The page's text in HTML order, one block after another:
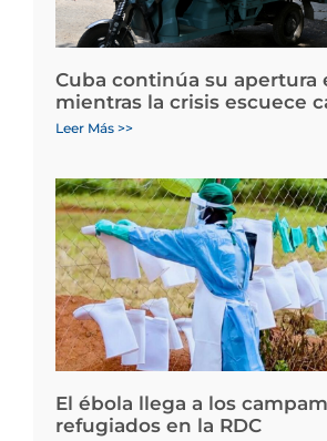
Cuba continúa su apertura
mientras la crisis escuece
Leer Más >>
El ébola llega a los
refugiados en la RDC